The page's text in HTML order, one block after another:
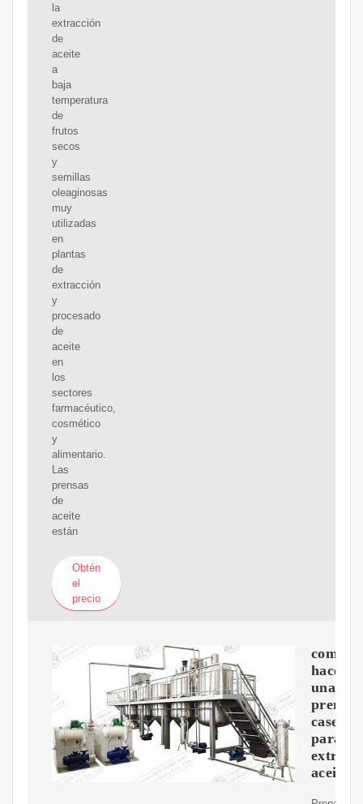
la
extracción
de
aceite
a
baja
temperatura
de
frutos
secos
y
semillas
oleaginosas
muy
utilizadas
en
plantas
de
extracción
y
procesado
de
aceite
en
los
sectores
farmacéutico,
cosmético
y
alimentario.
Las
prensas
de
aceite
están
Obtén
el
precio
como
hacer
una
prensa
casera
para
extraer
aceite